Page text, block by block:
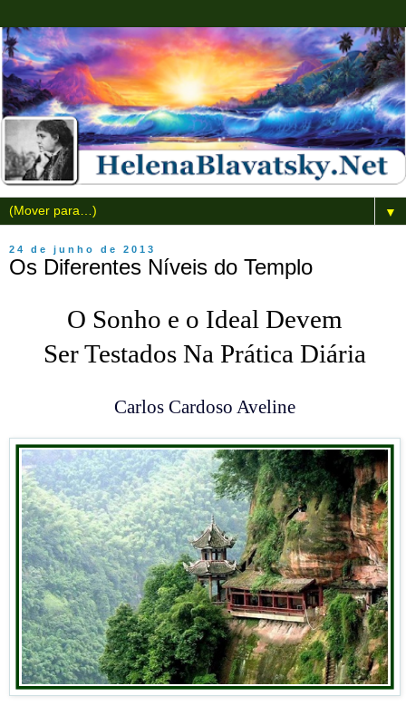
▼
24 de junho de 2013
Os Diferentes Níveis do Templo
O Sonho e o Ideal Devem
Ser Testados Na Prática Diária
Carlos Cardoso Aveline